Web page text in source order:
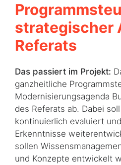
strategischer
Referats
Das passiert im Projekt:
ganzheitliche
Modernisierungsagenda
des Referats ab. Dabei
kontinuierlich evaluiert
Erkenntnisse
sollen
und Konzepte entwickelt